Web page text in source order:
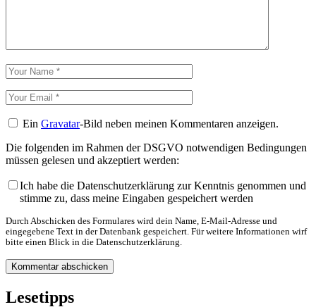
EinGravatar-Bild neben meinen Kommentaren anzeigen.
Die folgenden im Rahmen der DSGVO notwendigen Bedingungen
müssen gelesen und akzeptiert werden:
Ich habe die Datenschutzerklärung zur Kenntnis genommen und
stimme zu, dass meine Eingaben gespeichert werden
Durch Abschicken des Formulares wird dein Name, E-Mail-Adresse und
eingegebene Text in der Datenbank gespeichert. Für weitere Informationen wirf
bitte einen Blick in die Datenschutzerklärung.
Lesetipps